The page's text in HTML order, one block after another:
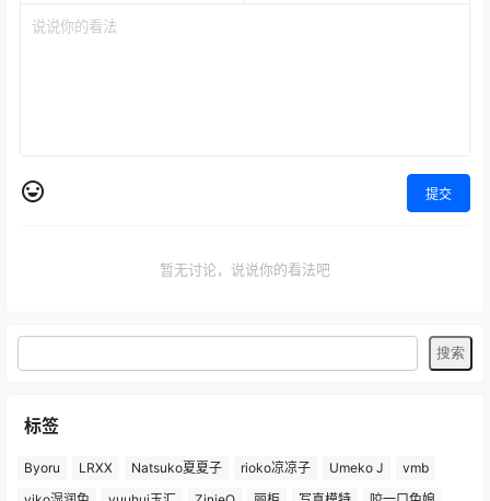
提交
暂无讨论，说说你的看法吧
标签
Byoru LRXX Natsuko夏夏子 rioko凉凉子 Umeko J
vmb